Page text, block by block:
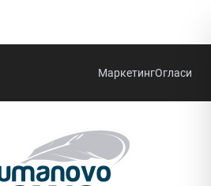
МаркетингОгласи